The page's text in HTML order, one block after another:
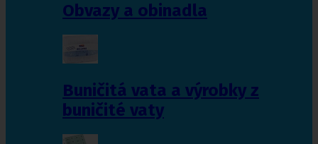
Obvazy a obinadla
Buničitá vata a výrobky z
buničité vaty